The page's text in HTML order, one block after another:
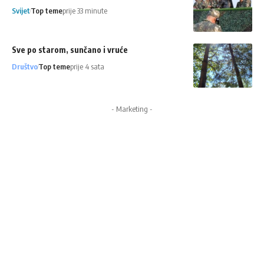
SvijetTop temeprije 33 minute
Sve po starom, sunčano i vruće
DruštvoTop temeprije 4 sata
- Marketing -